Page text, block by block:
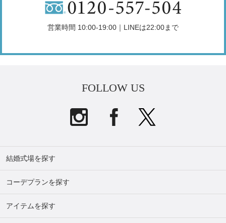
営業時間 10:00-19:00｜LINEは22:00まで
FOLLOW US
結婚式場を探す
コーデプランを探す
アイテムを探す